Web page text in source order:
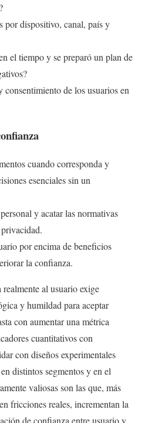
por dispositivo, canal, país y
el tiempo y se preparó un plan de
consentimiento de los usuarios en
cuando corresponda y
esenciales sin un
y acatar las normativas
por encima de beneficios
la confianza.
al usuario exige
y humildad para aceptar
con aumentar una métrica
cuantitativos con
con diseños experimentales
distintos segmentos y en el
valiosas son las que, más
fricciones reales, incrementan la
de confianza entre usuario y